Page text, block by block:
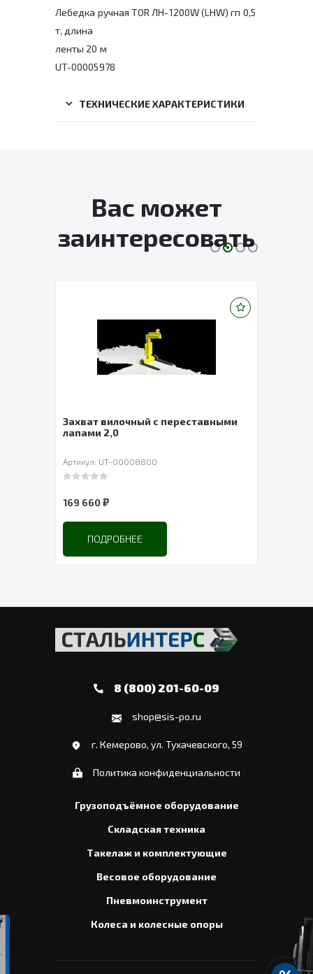
Лебедка ручная TOR ЛН-1200W (LHW) гп 0,5
т, длина
ленты 20 м
UT-00005978
ТЕХНИЧЕСКИЕ ХАРАКТЕРИСТИКИ
Вас может
заинтересовать
Захват вилочный с переставными
лапами 2,0
Артикул: UT-00008800
169 660₽
ПОДРОБНЕЕ
8 (800) 201-60-09
shop@sis-po.ru
г. Кемерово, ул. Тухачевского, 59
Политика конфиденциальности
Грузоподъёмное оборудование
Складская техника
Такелаж и комплектующие
Весовое оборудование
Пневмоинструмент
Колеса и колесные опоры